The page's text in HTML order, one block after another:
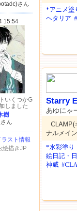
*アニメ塗
ヘタリア
Starry
あゆにゃ
CLAMP(
ナルメイ
*水彩塗り
絵日記・
神威